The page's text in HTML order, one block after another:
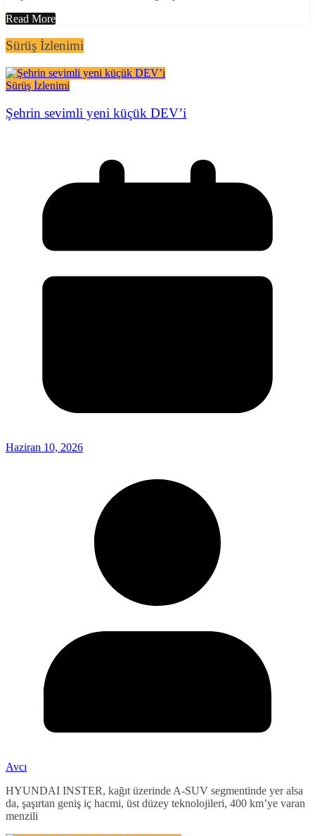
Read More
Sürüş İzlenimi
Sürüş İzlenimi
Şehrin sevimli yeni küçük DEV’i
Haziran 10, 2026
Avcı
HYUNDAI INSTER, kağıt üzerinde A-SUV segmentinde yer alsa
da, şaşırtan geniş iç hacmi, üst düzey teknolojileri, 400 km’ye varan
menzili